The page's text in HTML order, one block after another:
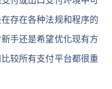
存在各​​种法规和程序的
手还是希望优化现有方
较所有支付平台都很重